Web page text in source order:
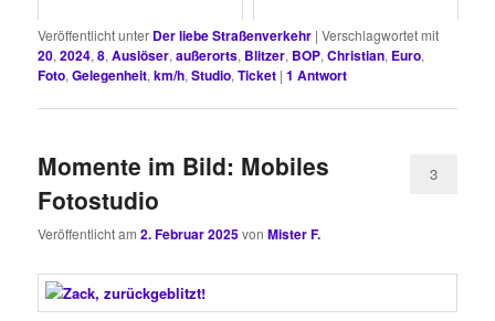
Veröffentlicht unter Der liebe Straßenverkehr |Verschlagwortet mit
20,2024,8,Auslöser,außerorts, Blitzer, BOP,Christian, Euro,
Foto,Gelegenheit,km/h,Studio,Ticket |1 Antwort
Momente im Bild: Mobiles
Fotostudio
Veröffentlicht am2. Februar 2025vonMister F.
3